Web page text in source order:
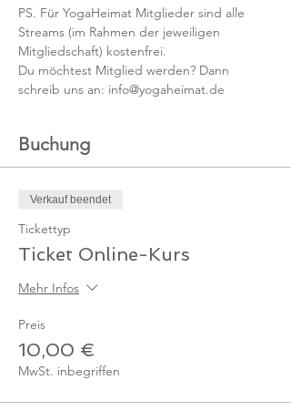
PS. Für YogaHeimat Mitglieder sind alle
Streams (im Rahmen der jeweiligen
Mitgliedschaft) kostenfrei.
Du möchtest Mitglied werden? Dann
schreib uns an: info@yogaheimat.de
Buchung
Verkauf beendet
Tickettyp
Ticket Online-Kurs
Mehr Infos
Preis
10,00 €
MwSt. inbegriffen